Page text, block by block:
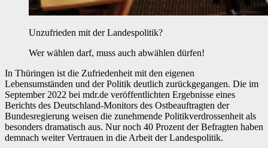
Unzufrieden mit der Landespolitik?
Wer wählen darf, muss auch abwählen dürfen!
In Thüringen ist die Zufriedenheit mit den eigenen
Lebensumständen und der Politik deutlich zurückgegangen. Die im
September 2022 bei mdr.de veröffentlichten Ergebnisse eines
Berichts des Deutschland-Monitors des Ostbeauftragten der
Bundesregierung weisen die zunehmende Politikverdrossenheit als
besonders dramatisch aus. Nur noch 40 Prozent der Befragten haben
demnach weiter Vertrauen in die Arbeit der Landespolitik.